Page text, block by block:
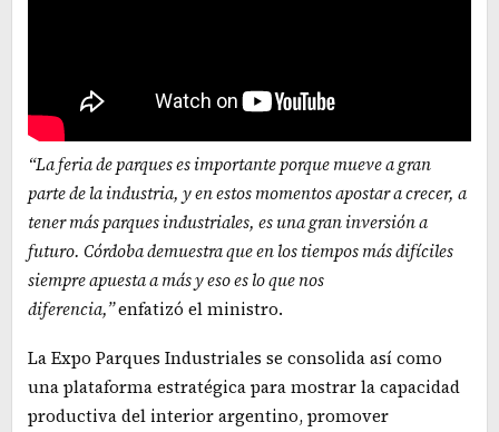
“La feria de parques es importante porque mueve a gran
parte de la industria, y en estos momentos apostar a crecer, a
tener más parques industriales, es una gran inversión a
futuro. Córdoba demuestra que en los tiempos más difíciles
siempre apuesta a más y eso es lo que nos
diferencia,”enfatizó el ministro.
La Expo Parques Industriales se consolida así como
una plataforma estratégica para mostrar la capacidad
productiva del interior argentino, promover